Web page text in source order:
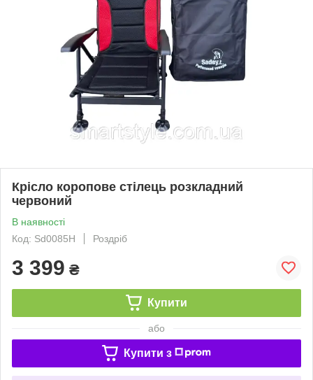
Крісло коропове стілець розкладний
червоний
В наявності
Код: Sd0085Н
Роздріб
3 399 ₴
Купити
або
Купити з